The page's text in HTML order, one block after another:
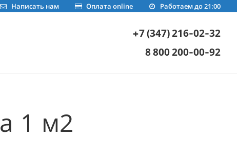
Работаем до 21:00
Оплата online
Написать нам
+7 (347) 216-02-32
8 800 200-00-92
1 м2